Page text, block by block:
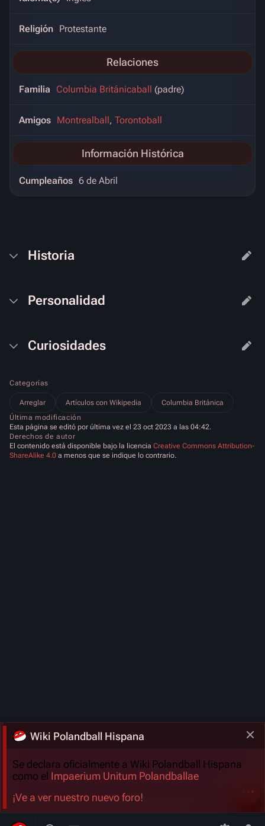
Wiki Polandball Hispana
Se declara oficialmente a Wiki Polandball Hispana
como el Impaerium Unitum Polandballae
¡Ve a ver nuestro nuevo foro!
Religión Protestante
Relaciones
Familia Columbia Británicaball (padre)
Amigos Montrealball, Torontoball
Información Histórica
Cumpleaños 6 de Abril
Historia
Personalidad
Curiosidades
Categorías
Arreglar Artículos con Wikipedia
Columbia Británica
Última modificación
Esta página se editó por última vez el 23 oct 2023 a las 04:42.
Derechos de autor
El contenido está disponible bajo la licencia Creative Commons Attribution-
ShareAlike 4.0 a menos que se indique lo contrario.